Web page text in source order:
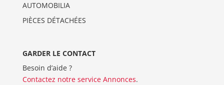
AUTOMOBILIA
PIÈCES DÉTACHÉES
GARDER LE CONTACT
Besoin d’aide ?
Contactez notre service Annonces.